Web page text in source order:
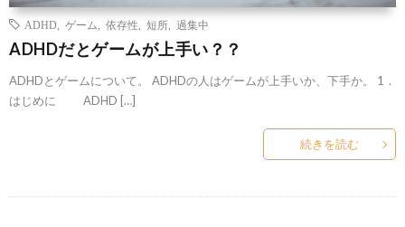
ADHD ゲーム 依存性 短所 過集中
ADHDだとゲームが上手い？？
ADHDとゲームについて。 ADHDの人はゲームが上手いか、下手か。 1．
はじめに ADHD […]
続きを読む